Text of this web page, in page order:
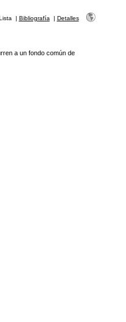
| Bibliografía | Detalles
a un fondo común de